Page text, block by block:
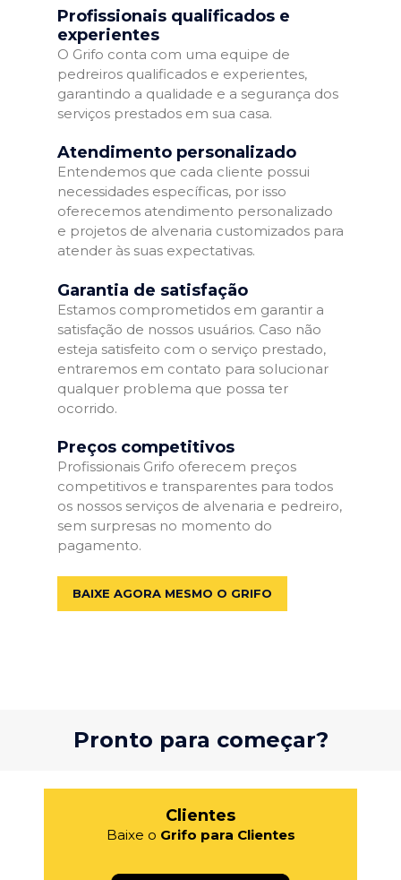
Profissionais qualificados e
experientes
O Grifo conta com uma equipe de
pedreiros qualificados e experientes,
garantindo a qualidade e a segurança dos
serviços prestados em sua casa.
Atendimento personalizado
Entendemos que cada cliente possui
necessidades específicas, por isso
oferecemos atendimento personalizado
e projetos de alvenaria customizados para
atender às suas expectativas.
Garantia de satisfação
Estamos comprometidos em garantir a
satisfação de nossos usuários. Caso não
esteja satisfeito com o serviço prestado,
entraremos em contato para solucionar
qualquer problema que possa ter
ocorrido.
Preços competitivos
Profissionais Grifo oferecem preços
competitivos e transparentes para todos
os nossos serviços de alvenaria e pedreiro,
sem surpresas no momento do
pagamento.
BAIXE AGORA MESMO O GRIFO
Pronto para começar?
Clientes
Baixe o Grifo para Clientes